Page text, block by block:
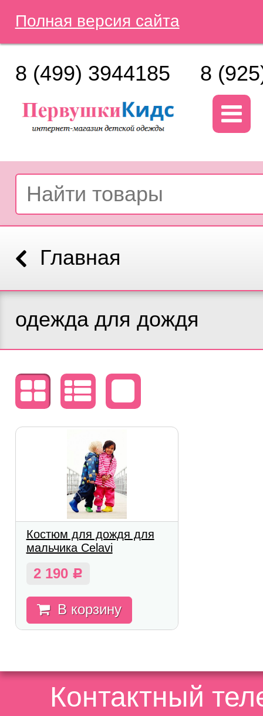
Полная версия сайта
8 (499) 3944185 8
Главная
одежда для дождя
Костюм для дождя для
мальчика Celavi
2 190 Р
В корзину
Контактный